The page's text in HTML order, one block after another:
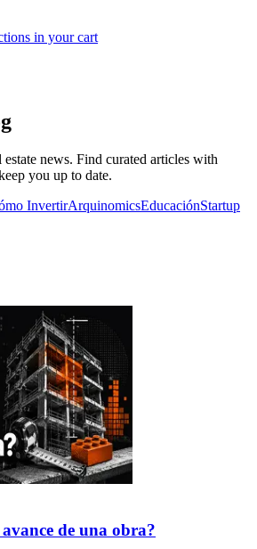
in your cart
news. Find curated articles with
you up to date.
InvertirArquinomicsEducaciónStartup
de una obra?